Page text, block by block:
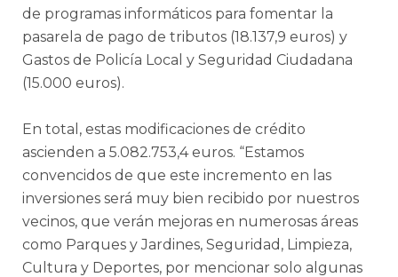
de programas informáticos para fomentar la
pasarela de pago de tributos (18.137,9 euros) y
Gastos de Policía Local y Seguridad Ciudadana
(15.000 euros).
En total, estas modificaciones de crédito
ascienden a 5.082.753,4 euros. “Estamos
convencidos de que este incremento en las
inversiones será muy bien recibido por nuestros
vecinos, que verán mejoras en numerosas áreas
como Parques y Jardines, Seguridad, Limpieza,
Cultura y Deportes, por mencionar solo algunas